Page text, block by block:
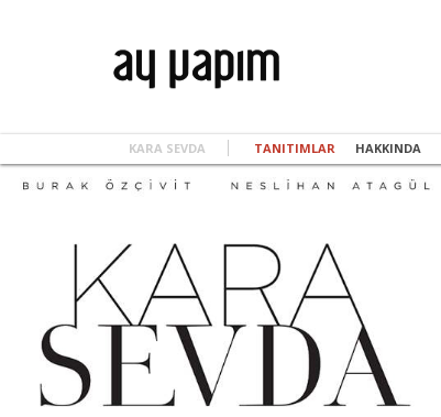
KARA SEVDA TANITIMLAR HAKKINDA